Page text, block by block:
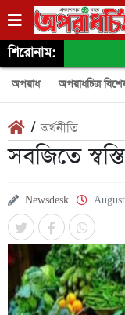
শিরোনাম:
অপরাধ অপরাধচিত্র
/অর্থনীতি
সবজিতে
Newsdesk